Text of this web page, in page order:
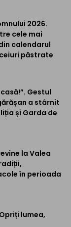
2026.
cele mai
calendarul
păstrate
Gestul
a stârnit
și Garda de
la Valea
în perioada
lumea,